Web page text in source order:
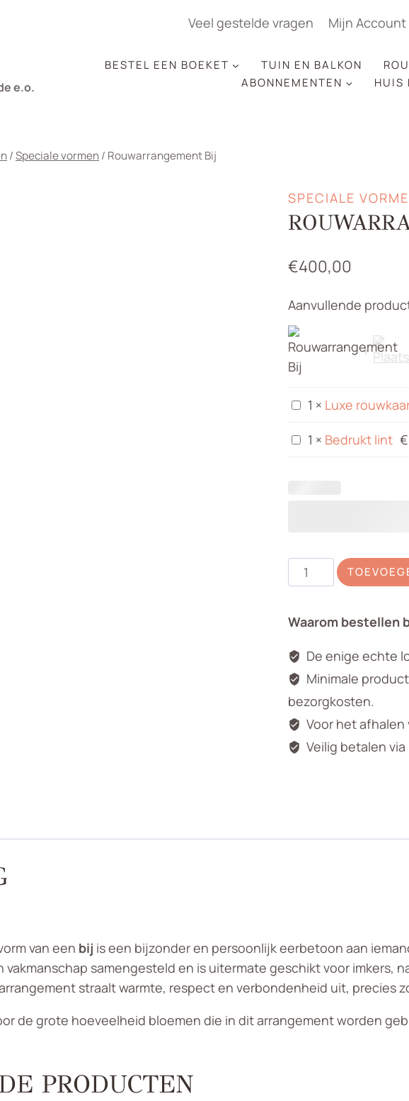
Veel gestelde vragen Mijn Account
e.o.
BESTEL EEN BOEKET TUIN EN BALKON
ABONNEMENTEN
HUIS
/Speciale vormen/ Rouwarrangement Bij
SPECIALE
€400,00
Aanvullende
Luxe
rouwkaart
1 × Luxe
Bedrukt
lint
1 × Bedrukt lint €
Rouwarrangement
Bij
Waarom bestellen
De enige echte
Minimale
bezorgkosten.
Voor het
Veilig betalen
van een bij is een bijzonder en persoonlijk eerbetoon aan
samengesteld en is uitermate geschikt voor imkers,
straalt warmte, respect en verbondenheid uit, precies
de grote hoeveelheid bloemen die in dit arrangement worden
PRODUCTEN